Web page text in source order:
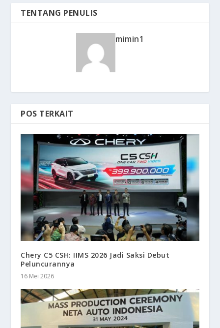
TENTANG PENULIS
mimin1
POS TERKAIT
Chery C5 CSH: IIMS 2026 Jadi Saksi Debut
Peluncurannya
16 Mei 2026